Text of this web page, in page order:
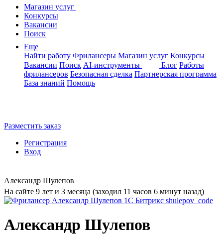
Магазин услуг
Конкурсы
Вакансии
Поиск
Еще
Найти работу Фрилансеры Магазин услуг Конкурсы
Вакансии Поиск AI-инструменты Блог Работы
фрилансеров Безопасная сделка Партнерская программа
База знаний Помощь
Разместить заказ
Регистрация
Вход
Александр Шулепов
На сайте 9 лет и 3 месяца (заходил 11 часов 6 минут назад)
Александр Шулепов